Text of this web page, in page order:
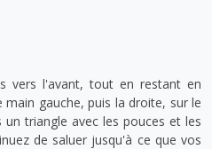
vers l'avant, tout en restant en
gauche, puis la droite, sur le
triangle avec les pouces et les
de saluer jusqu'à ce que vos